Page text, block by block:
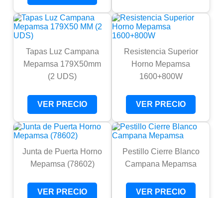
Tapas Luz Campana
Mepamsa 179X50mm
(2 UDS)
VER PRECIO
Resistencia Superior
Horno Mepamsa
1600+800W
VER PRECIO
Junta de Puerta Horno
Mepamsa (78602)
VER PRECIO
Pestillo Cierre Blanco
Campana Mepamsa
VER PRECIO